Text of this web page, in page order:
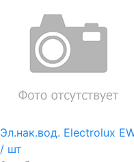
Эл.нак.вод. Electrolux
/ шт